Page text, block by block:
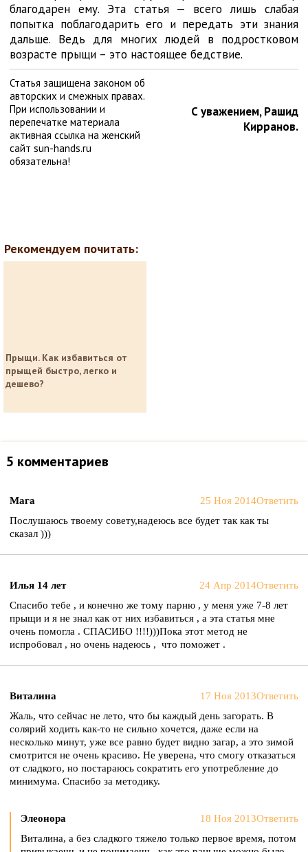
благодарен ему. Эта статья — всего лишь слабая
попытка поблагодарить его и передать эти знания
дальше. Ведь для многих людей в подростковом
возрасте прыщи – это настоящее бедствие.
Статья защищена законом об
авторских и смежных правах.
При использовании и
перепечатке материала
активная ссылка на женский
сайт sun-hands.ru
обязательна!
С уважением, Рашид
Кирранов.
Рекомендуем почитать:
Прыщи. Как избавиться от
прыщей быстро, легко и
дешево?
5 комментариев
Мага 25 Ноя 2014Ответить
Послушаюсь твоему совету,надеюсь все будет так как ты
сказал )))
Илья 14 лет 24 Апр 2014Ответить
Спасибо тебе , и конечно же тому парню , у меня уже 7-8 лет
прыщи и я не знал как от них избавиться , а эта статья мне
очень помогла . СПАСИБО !!!!)))Пока этот метод не
испробовал , но очень надеюсь , что поможет .
Виталина 17 Ноя 2013Ответить
Жаль, что сейчас не лето, что бы каждый день загорать. В
солярий ходить как-то не сильно хочется, даже если на
несколько минут, уже все равно будет видно загар, а это зимой
смотрится не очень красиво. Не уверена, что смогу отказаться
от сладкого, но постараюсь сократить его употребление до
минимума. Спасибо за методику.
Элеонора 18 Ноя 2013Ответить
Виталина, а без сладкого тяжело только первое время, потом